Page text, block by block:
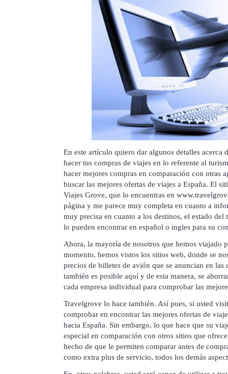
En este artículo quiero dar algunos detalles acerca
hacer tus compras de viajes en lo referente al
hacer mejores compras en comparación con otras
buscar las mejores ofertas de viajes a España. El
Viajes Grove, que lo encuentras en
página y me parece muy completa en cuanto a
muy precisa en cuanto a los destinos, el estado
lo pueden encontrar en español o ingles para su
Ahora, la mayoría de nosotros que hemos viajado
momento, hemos vistos los sitios web, donde se
precios de billetes de avión que se anuncian en las
también es posible aquí y de esta manera, se
cada empresa individual para comprobar las
Travelgrove lo hace también. Así pues, si usted
comprobar en encontrar las mejores ofertas de
hacia España. Sin embargo, lo que hace que su
especial en comparación con otros sitios que
hecho de que le permiten comparar antes de
como extra plus de servicio, todos los demás